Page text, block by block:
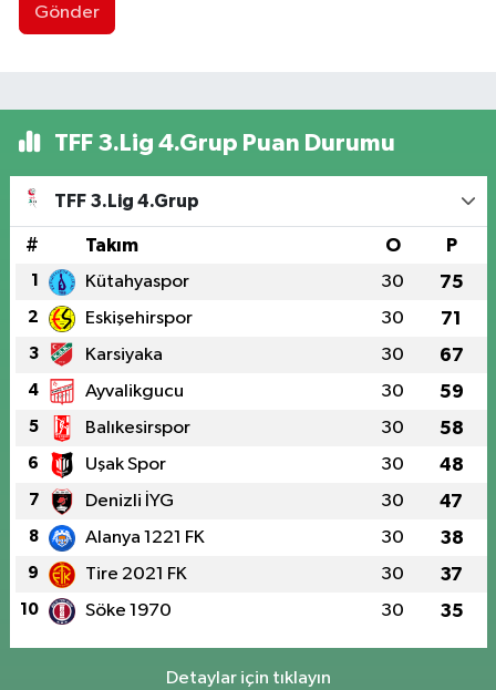
Gönder
TFF 3.Lig 4.Grup Puan Durumu
TFF 3.Lig 4.Grup
# Takım O P
1 Kütahyaspor 30 75
2 Eskişehirspor 30 71
3 Karsiyaka 30 67
4 Ayvalikgucu 30 59
5 Balıkesirspor 30 58
6 Uşak Spor 30 48
7 Denizli İYG 30 47
8 Alanya 1221 FK 30 38
9 Tire 2021 FK 30 37
10 Söke 1970 30 35
Detaylar için tıklayın